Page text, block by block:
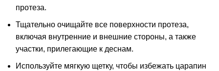
протеза.
Тщательно очищайте все поверхности протеза,
включая внутренние и внешние стороны, а также
участки, прилегающие к деснам.
Используйте мягкую щетку, чтобы избежать царапин